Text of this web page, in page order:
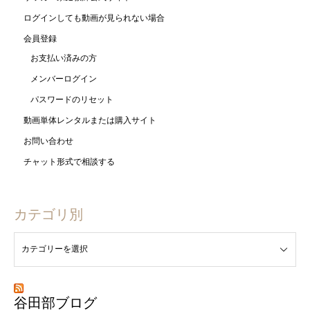
ログインしても動画が見られない場合
会員登録
お支払い済みの方
メンバーログイン
パスワードのリセット
動画単体レンタルまたは購入サイト
お問い合わせ
チャット形式で相談する
カテゴリ別
谷田部ブログ